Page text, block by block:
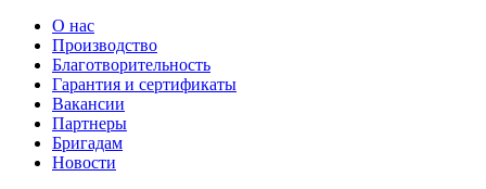
О нас
Производство
Благотворительность
Гарантия и сертификаты
Вакансии
Партнеры
Бригадам
Новости